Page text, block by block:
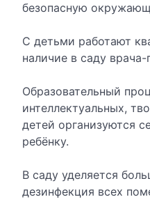
безопасную
С детьми работают
наличие в саду
Образовательный
интеллектуальных,
детей организуются
ребёнку.
В саду уделяется
дезинфекция всех